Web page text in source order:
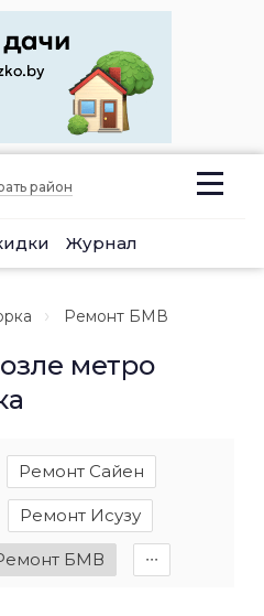
район
Журнал
Ремонт БМВ
метро
Ремонт Сайен
Ремонт Исузу
БМВ ∙∙∙